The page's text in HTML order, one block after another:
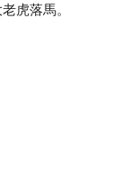
虎落馬。